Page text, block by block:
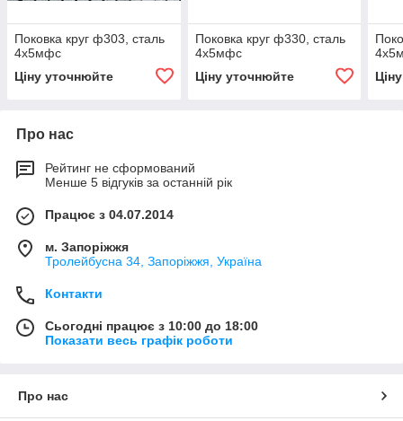
Поковка круг ф303, сталь
4х5мфс
Ціну уточнюйте
Поковка круг ф330, сталь
4х5мфс
Ціну уточнюйте
Про нас
Рейтинг не сформований
Менше 5 відгуків за останній рік
Працює з 04.07.2014
м. Запоріжжя
Тролейбусна 34, Запоріжжя, Україна
Контакти
Сьогодні працює з 10:00 до 18:00
Показати весь графік роботи
Про нас